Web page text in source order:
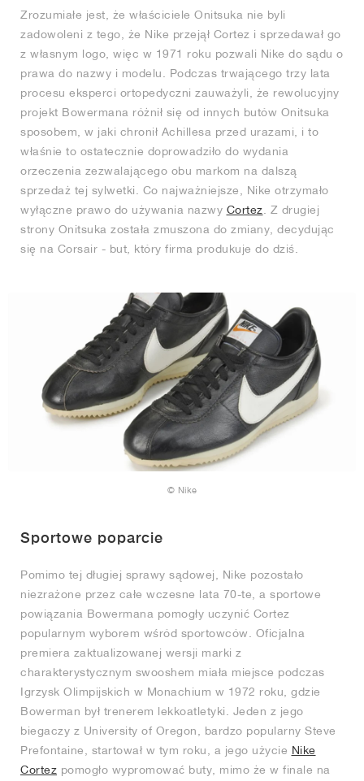
Zrozumiałe jest, że właściciele Onitsuka nie byli
zadowoleni z tego, że Nike przejął Cortez i sprzedawał go
z własnym logo, więc w 1971 roku pozwali Nike do sądu o
prawa do nazwy i modelu. Podczas trwającego trzy lata
procesu eksperci ortopedyczni zauważyli, że rewolucyjny
projekt Bowermana różnił się od innych butów Onitsuka
sposobem, w jaki chronił Achillesa przed urazami, i to
właśnie to ostatecznie doprowadziło do wydania
orzeczenia zezwalającego obu markom na dalszą
sprzedaż tej sylwetki. Co najważniejsze, Nike otrzymało
wyłączne prawo do używania nazwy Cortez . Z drugiej
strony Onitsuka została zmuszona do zmiany, decydując
się na Corsair - but, który firma produkuje do dziś.
© Nike
Sportowe poparcie
Pomimo tej długiej sprawy sądowej, Nike pozostało
niezrażone przez całe wczesne lata 70-te, a sportowe
powiązania Bowermana pomogły uczynić Cortez
popularnym wyborem wśród sportowców. Oficjalna
premiera zaktualizowanej wersji marki z
charakterystycznym swooshem miała miejsce podczas
Igrzysk Olimpijskich w Monachium w 1972 roku, gdzie
Bowerman był trenerem lekkoatletyki. Jeden z jego
biegaczy z University of Oregon, bardzo popularny Steve
Prefontaine, startował w tym roku, a jego użycie Nike
Cortez pomogło wypromować buty, mimo że w finale na